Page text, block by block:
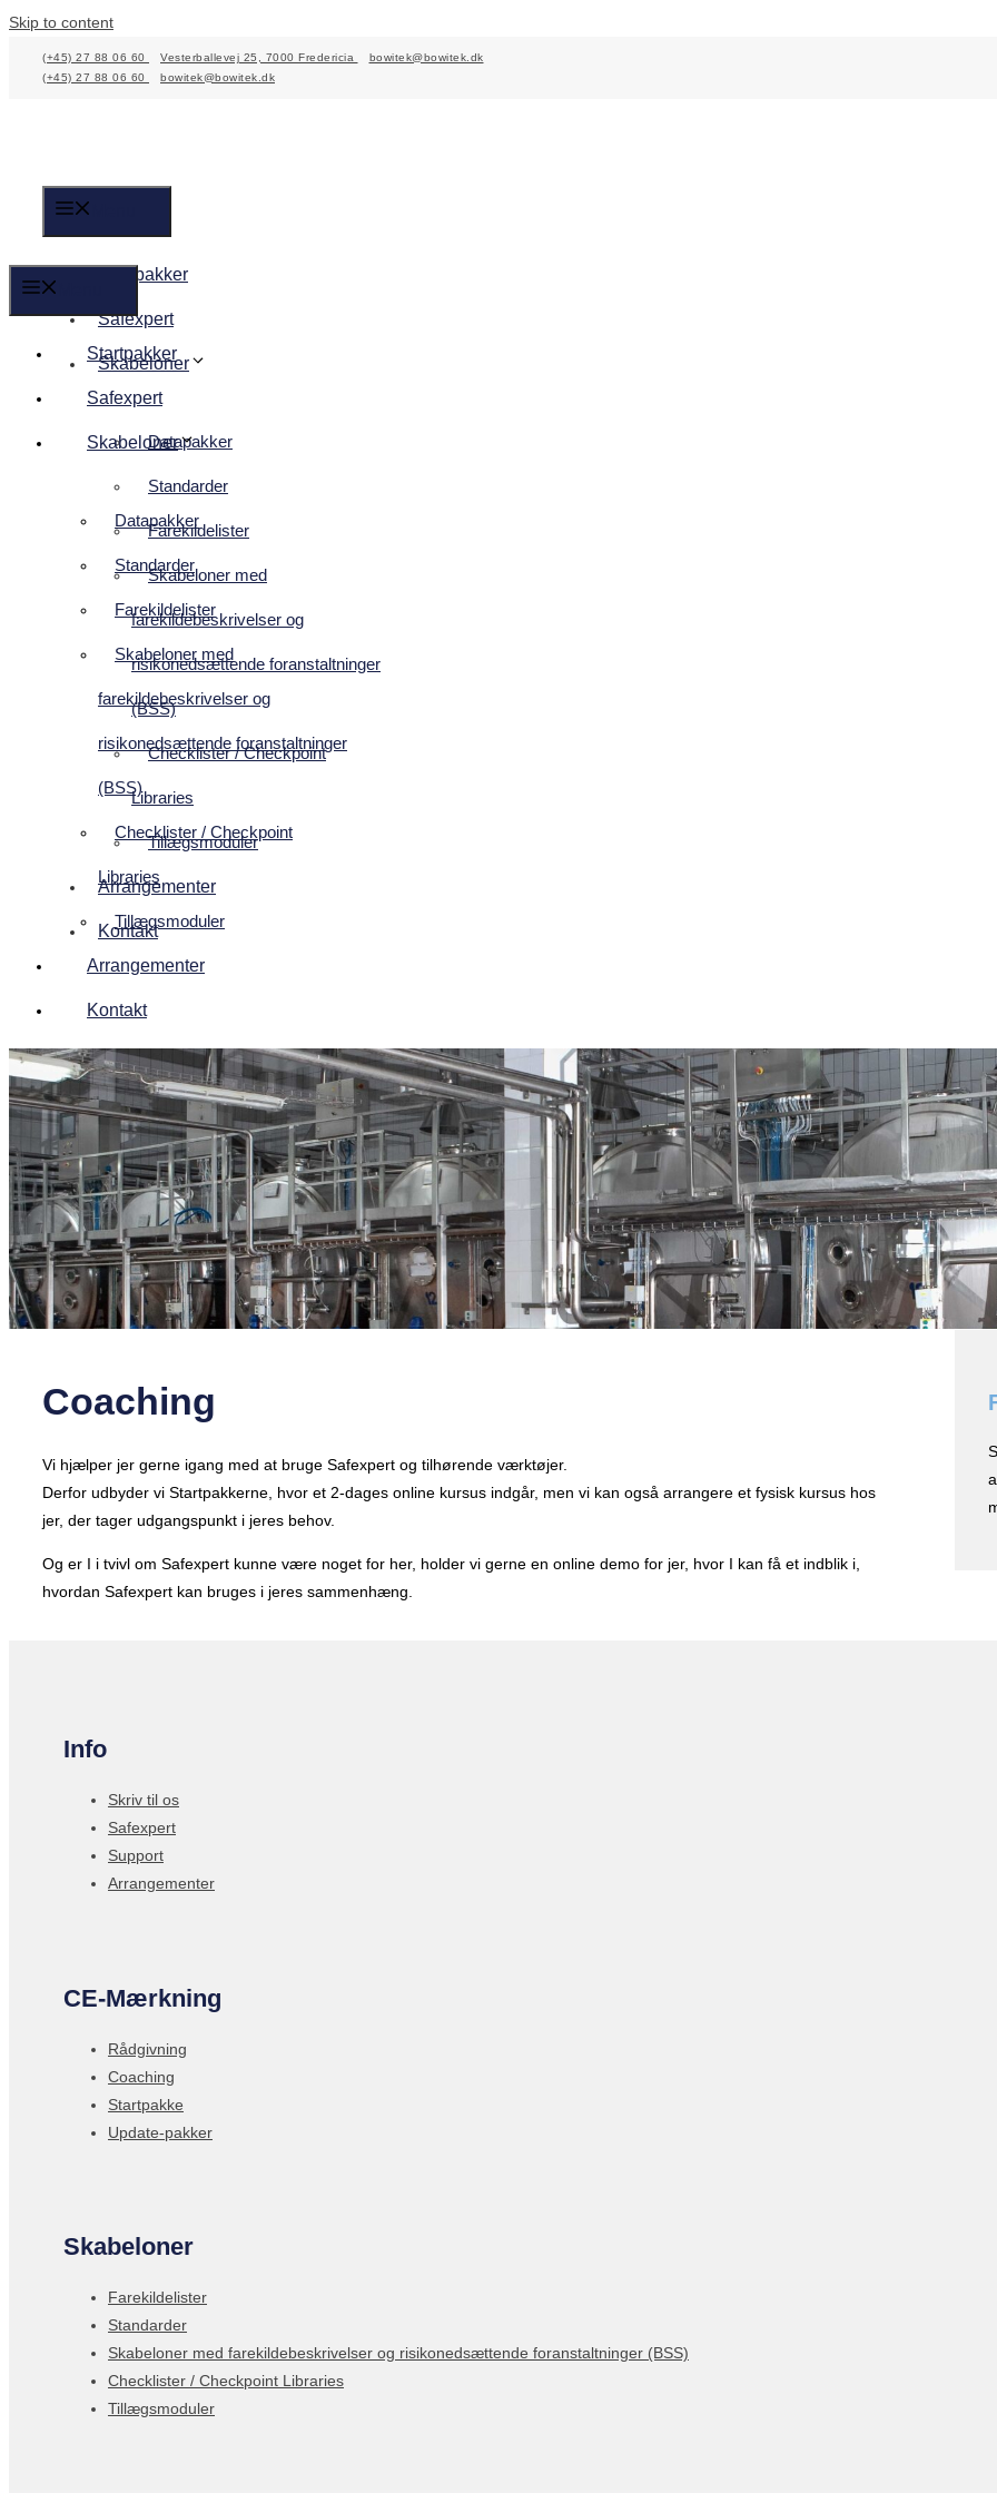
Skip to content
(+45) 27 88 06 60 Vesterballevej 25, 7000 Fredericia
bowitek@bowitek.dk
(+45) 27 88 06 60
bowitek@bowitek.dk
Startpakker
Safexpert
Skabeloner
Datapakker
Standarder
Farekildelister
Skabeloner med
farekildebeskrivelser og
risikonedsættende foranstaltninger
(BSS)
Checklister / Checkpoint
Libraries
Tillægsmoduler
Arrangementer
Kontakt
Startpakker
Safexpert
Skabeloner
Datapakker
Standarder
Farekildelister
Skabeloner med
farekildebeskrivelser og
risikonedsættende foranstaltninger
(BSS)
Checklister / Checkpoint
Libraries
Tillægsmoduler
Arrangementer
Kontakt
Coaching
Vi hjælper jer gerne igang med at bruge Safexpert og tilhørende værktøjer.
Derfor udbyder vi Startpakkerne, hvor et 2-dages online kursus indgår, men vi kan også arrangere et fysisk kursus hos
jer, der tager udgangspunkt i jeres behov.
Og er I i tvivl om Safexpert kunne være noget for her, holder vi gerne en online demo for jer, hvor I kan få et indblik i,
hvordan Safexpert kan bruges i jeres sammenhæng.
Info
Skriv til os
Safexpert
Support
Arrangementer
CE-Mærkning
Rådgivning
Coaching
Startpakke
Update-pakker
Skabeloner
Farekildelister
Standarder
Skabeloner med farekildebeskrivelser og risikonedsættende foranstaltninger (BSS)
Checklister / Checkpoint Libraries
Tillægsmoduler